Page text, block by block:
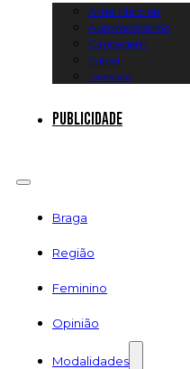
Artes Marciais
Automobilismo
Canoagem
Futsal
Diversos
Publicidade
Braga
Região
Feminino
Opinião
Modalidades